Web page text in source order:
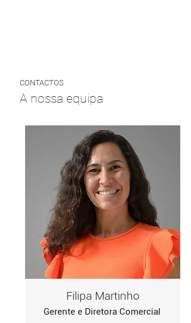
CONTACTOS
A nossa equipa
Filipa Martinho
Gerente e Diretora Comercial